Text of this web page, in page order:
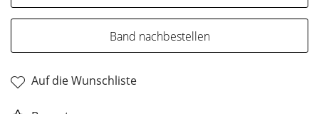
Auf die Wunschliste
Band nachbestellen